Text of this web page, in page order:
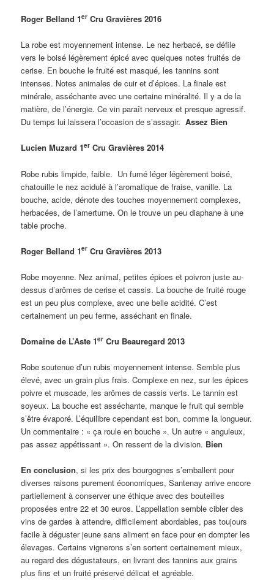
Roger Belland 1er Cru Gravières 2016
La robe est moyennement intense. Le nez herbacé, se défile
vers le boisé légèrement épicé avec quelques notes fruités de
cerise. En bouche le fruité est masqué, les tannins sont
intenses. Notes animales de cuir et d’épices. La finale est
minérale, asséchante avec une certaine minéralité. Il y a de la
matière, de l’énergie. Ce vin paraît nerveux et presque agressif.
Du temps lui laissera l’occasion de s’assagir.Assez Bien
Lucien Muzard 1er Cru Gravières 2014
Robe rubis limpide, faible. Un fumé léger légèrement boisé,
chatouille le nez acidulé à l’aromatique de fraise, vanille. La
bouche, acide, dénote des touches moyennement complexes,
herbacées, de l’amertume. On le trouve un peu diaphane à une
table proche.
Roger Belland 1er Cru Gravières 2013
Robe moyenne. Nez animal, petites épices et poivron juste au-
dessus d’arômes de cerise et cassis. La bouche de fruité rouge
est un peu plus complexe, avec une belle acidité. C’est
certainement un peu ferme, asséchant en finale.
Domaine de L’Aste 1er Cru Beauregard 2013
Robe soutenue d’un rubis moyennement intense. Semble plus
élevé, avec un grain plus frais. Complexe en nez, sur les épices
poivre et muscade, les arômes de cassis verts. Le tannin est
soyeux. La bouche est asséchante, manque le fruit qui semble
s’être évaporé. L’équilibre cependant est bon, comme la longueur.
Un commentaire : « ça roule en bouche ». Un autre « anguleux,
pas assez appétissant ». On ressent de la division. Bien
En conclusion, si les prix des bourgognes s’emballent pour
diverses raisons purement économiques, Santenay arrive encore
partiellement à conserver une éthique avec des bouteilles
proposées entre 22 et 30 euros. L’appellation semble cibler des
vins de gardes à attendre, difficilement abordables, pas toujours
facile à déguster jeune sans aliment en face pour en dompter les
élevages. Certains vignerons s’en sortent certainement mieux,
au regard des dégustateurs, en livrant des tannins aux grains
plus fins et un fruité préservé délicat et agréable.